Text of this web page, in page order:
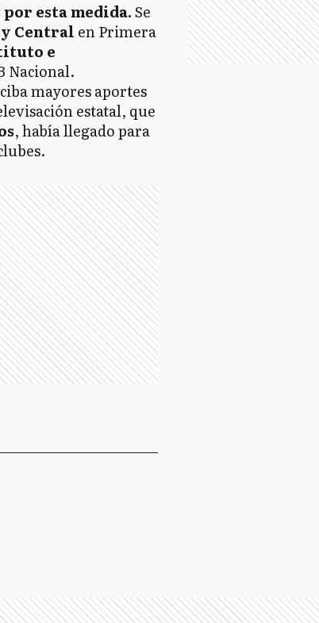
esta medida.Se
y Central en Primera
e
Nacional.
mayores aportes
estatal, que
, había llegado para